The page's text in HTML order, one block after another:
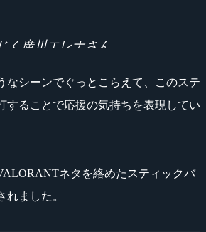
く廣川エレナさん
なシーンでぐっとこらえて、このステ
することで応援の気持ちを表現してい
ネタを絡めたスティックバ
れました。